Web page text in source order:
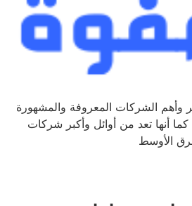
وأهم الشركات المعروفة والمشهورة
أنها تعد من أوائل وأكبر شركات
الأوسط